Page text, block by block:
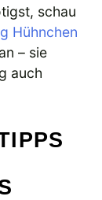
schau
Hühnchen
an – sie
auch